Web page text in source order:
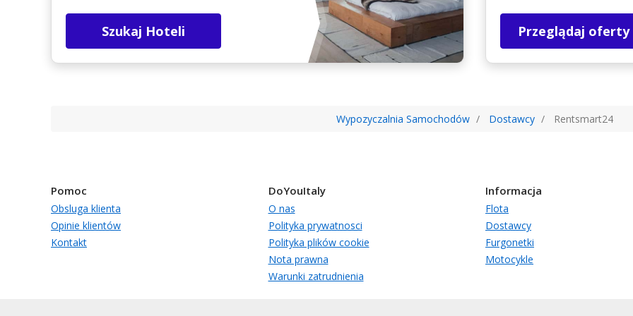
Szukaj Hoteli Przeglądaj oferty
Wypozyczalnia Samochodów Dostawcy Rentsmart24
Pomoc
Obsluga klienta
Opinie klientów
Kontakt
DoYouItaly
O nas
Polityka prywatnosci
Polityka plików cookie
Nota prawna
Warunki zatrudnienia
Informacja
Flota
Dostawcy
Furgonetki
Motocykle